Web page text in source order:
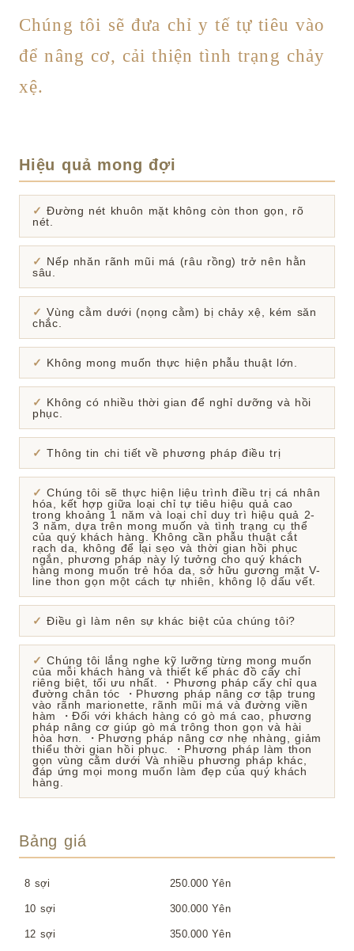
Chúng tôi sẽ đưa chỉ y tế tự tiêu vào
để nâng cơ, cải thiện tình trạng chảy
xệ.
Hiệu quả mong đợi
Đường nét khuôn mặt không còn thon gọn, rõ
nét.
Nếp nhăn rãnh mũi má (râu rồng) trở nên hằn
sâu.
Vùng cằm dưới (nọng cằm) bị chảy xệ, kém săn
chắc.
Không mong muốn thực hiện phẫu thuật lớn.
Không có nhiều thời gian để nghỉ dưỡng và hồi
phục.
Thông tin chi tiết về phương pháp điều trị
Chúng tôi sẽ thực hiện liệu trình điều trị cá nhân
hóa, kết hợp giữa loại chỉ tự tiêu hiệu quả cao
trong khoảng 1 năm và loại chỉ duy trì hiệu quả 2-
3 năm, dựa trên mong muốn và tình trạng cụ thể
của quý khách hàng. Không cần phẫu thuật cắt
rạch da, không để lại sẹo và thời gian hồi phục
ngắn, phương pháp này lý tưởng cho quý khách
hàng mong muốn trẻ hóa da, sở hữu gương mặt V-
line thon gọn một cách tự nhiên, không lộ dấu vết.
Điều gì làm nên sự khác biệt của chúng tôi?
Chúng tôi lắng nghe kỹ lưỡng từng mong muốn
của mỗi khách hàng và thiết kế phác đồ cấy chỉ
riêng biệt, tối ưu nhất. ・Phương pháp cấy chỉ qua
đường chân tóc ・Phương pháp nâng cơ tập trung
vào rãnh marionette, rãnh mũi má và đường viền
hàm ・Đối với khách hàng có gò má cao, phương
pháp nâng cơ giúp gò má trông thon gọn và hài
hòa hơn. ・Phương pháp nâng cơ nhẹ nhàng, giảm
thiểu thời gian hồi phục. ・Phương pháp làm thon
gọn vùng cằm dưới Và nhiều phương pháp khác,
đáp ứng mọi mong muốn làm đẹp của quý khách
hàng.
Bảng giá
8 sợi 250.000 Yên
10 sợi 300.000 Yên
12 sợi 350.000 Yên